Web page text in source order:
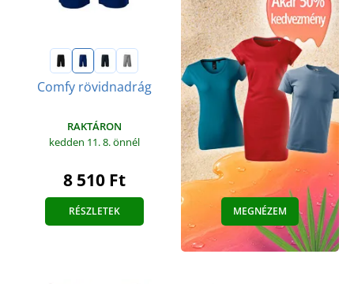
Comfy rövidnadrág
RAKTÁRON
kedden 11. 8.önnél
8 510 Ft
RÉSZLETEK MEGNÉZEM